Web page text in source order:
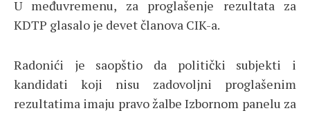
U međuvremenu, za proglašenje rezultata za
KDTP glasalo je devet članova CIK-a.
Radonići je saopštio da politički subjekti i
kandidati koji nisu zadovoljni proglašenim
rezultatima imaju pravo žalbe Izbornom panelu za